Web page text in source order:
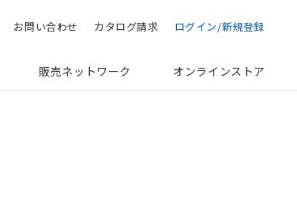
検索お問い合わせ カタログ請求 ログイン/新規登録
販売ネットワーク オンラインストア